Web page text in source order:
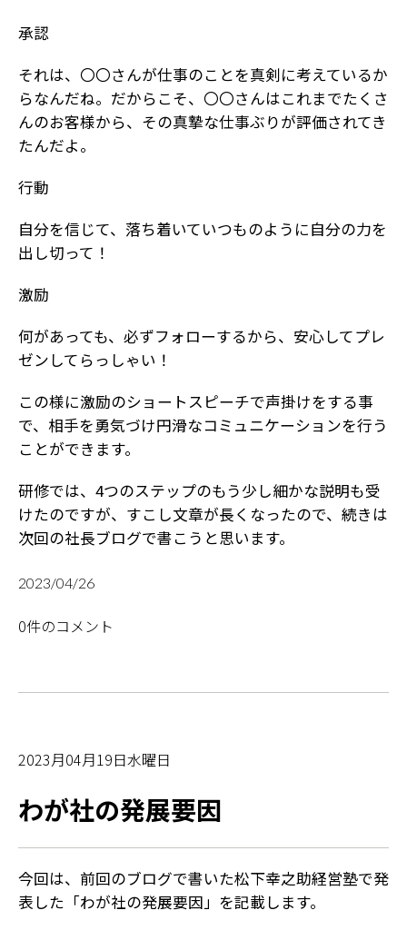
承認
それは、〇〇さんが仕事のことを真剣に考えているか
らなんだね。だからこそ、〇〇さんはこれまでたくさ
んのお客様から、その真摯な仕事ぶりが評価されてき
たんだよ。
行動
自分を信じて、落ち着いていつものように自分の力を
出し切って！
激励
何があっても、必ずフォローするから、安心してプレ
ゼンしてらっしゃい！
この様に激励のショートスピーチで声掛けをする事
で、相手を勇気づけ円滑なコミュニケーションを行う
ことができます。
研修では、4つのステップのもう少し細かな説明も受
けたのですが、すこし文章が長くなったので、続きは
次回の社長ブログで書こうと思います。
2023/04/26
0件のコメント
2023月04月19日水曜日
わが社の発展要因
今回は、前回のブログで書いた松下幸之助経営塾で発
表した「わが社の発展要因」を記載します。